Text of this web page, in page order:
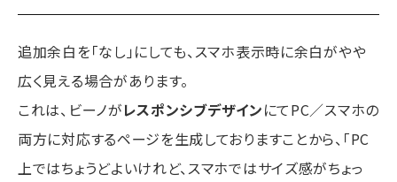
追加余白を「なし」にしても、スマホ表示時に余白がやや
広く見える場合があります。
これは、ビーノがレスポンシブデザインにてPC／スマホの
両方に対応するページを生成しておりますことから、「PC
上ではちょうどよいけれど、スマホではサイズ感がちょっ